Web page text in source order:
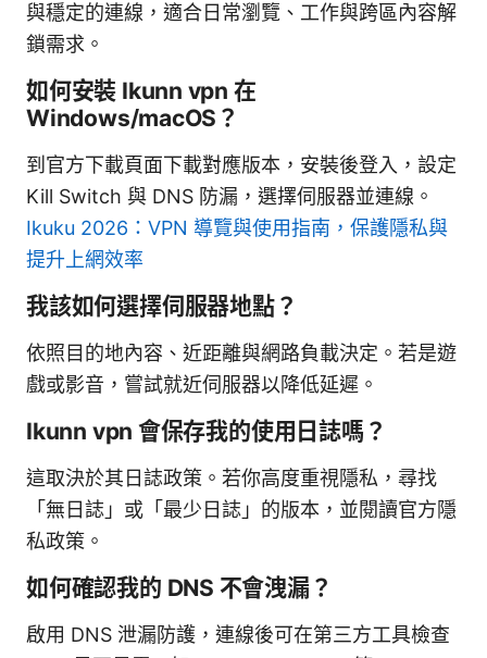
與穩定的連線，適合日常瀏覽、工作與跨區內容解
鎖需求。
如何安裝 Ikunn vpn 在
Windows/macOS？
到官方下載頁面下載對應版本，安裝後登入，設定
Kill Switch 與 DNS 防漏，選擇伺服器並連線。
Ikuku 2026：VPN 導覽與使用指南，保護隱私與
提升上網效率
我該如何選擇伺服器地點？
依照目的地內容、近距離與網路負載決定。若是遊
戲或影音，嘗試就近伺服器以降低延遲。
Ikunn vpn 會保存我的使用日誌嗎？
這取決於其日誌政策。若你高度重視隱私，尋找
「無日誌」或「最少日誌」的版本，並閱讀官方隱
私政策。
如何確認我的 DNS 不會洩漏？
啟用 DNS 泄漏防護，連線後可在第三方工具檢查